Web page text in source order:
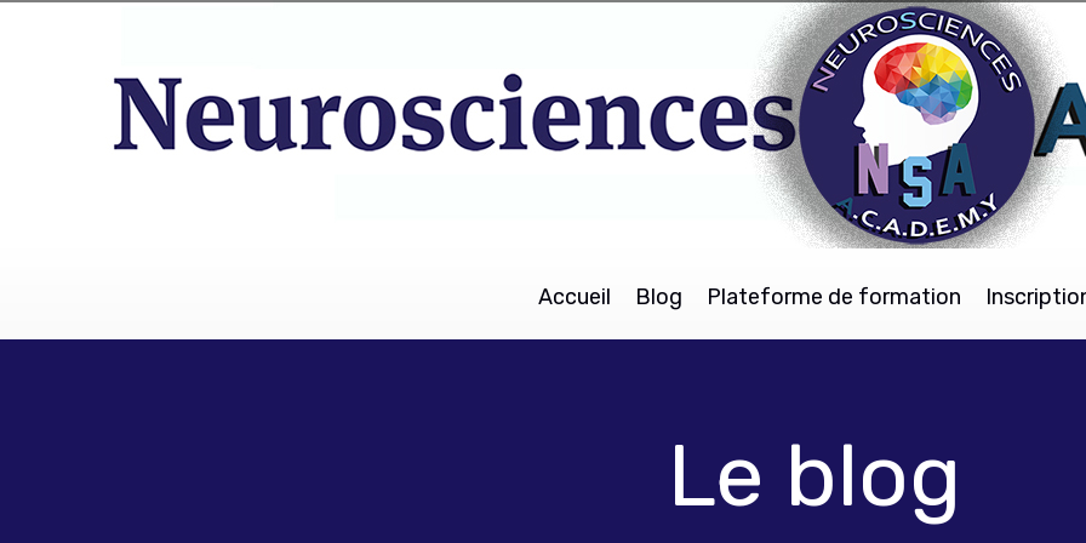
Accueil Blog Plateforme de formation
Le blog